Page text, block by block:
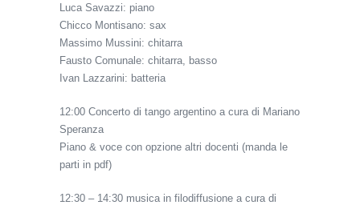
Luca Savazzi: piano
Chicco Montisano: sax
Massimo Mussini: chitarra
Fausto Comunale: chitarra, basso
Ivan Lazzarini: batteria
12:00 Concerto di tango argentino a cura di Mariano
Speranza
Piano & voce con opzione altri docenti (manda le
parti in pdf)
12:30 – 14:30 musica in filodiffusione a cura di